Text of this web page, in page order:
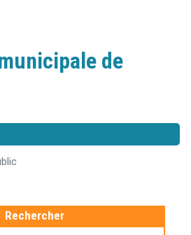
principal
de
Rechercher